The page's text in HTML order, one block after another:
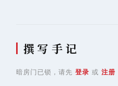
撰 写 手 记
暗房门已锁，请先 登录 或 注册